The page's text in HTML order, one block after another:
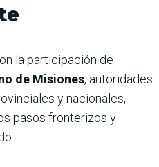
la participación de
de Misiones, autoridades
y nacionales,
pasos fronterizos y